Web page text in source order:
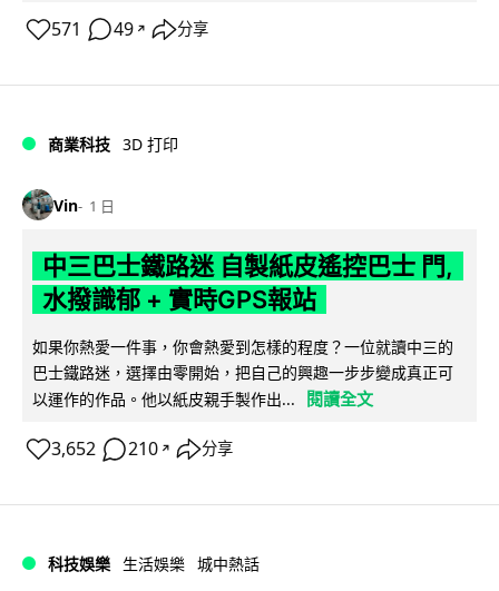
571 49 ↗ 分享
商業科技 3D 打印
Vin 1 日
中三巴士鐵路迷 自製紙皮遙控巴士 門,
水撥識郁 + 實時GPS報站
如果你熱愛一件事，你會熱愛到怎樣的程度？一位就讀中三的
巴士鐵路迷，選擇由零開始，把自己的興趣一步步變成真正可
以運作的作品。他以紙皮親手製作出...
閱讀全文
3,652 210 ↗ 分享
科技娛樂 生活娛樂 城中熱話